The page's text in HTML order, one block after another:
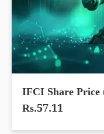
IFCI Share Price
Rs.57.11